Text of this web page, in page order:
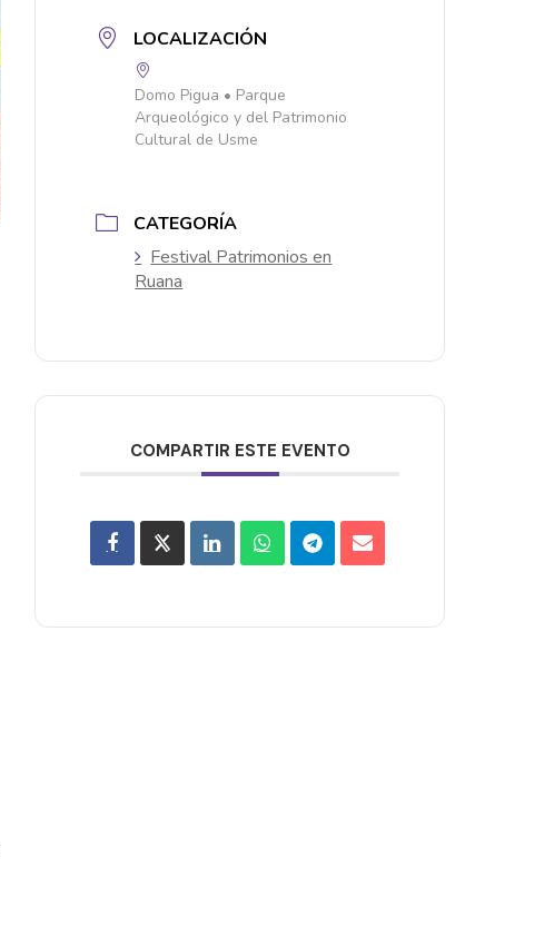
LOCALIZACIÓN
Domo Pigua • Parque
Arqueológico y del Patrimonio
Cultural de Usme
CATEGORÍA
Festival Patrimonios en
Ruana
COMPARTIR ESTE EVENTO